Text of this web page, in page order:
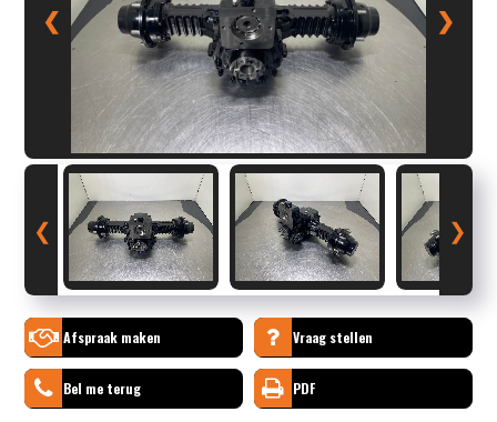
❮ ❯
❮ ❯
Afspraak maken Vraag stellen
Bel me terug PDF